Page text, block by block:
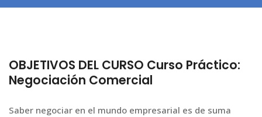
OBJETIVOS DEL CURSO Curso Práctico:
Negociación Comercial
Saber negociar en el mundo empresarial es de suma